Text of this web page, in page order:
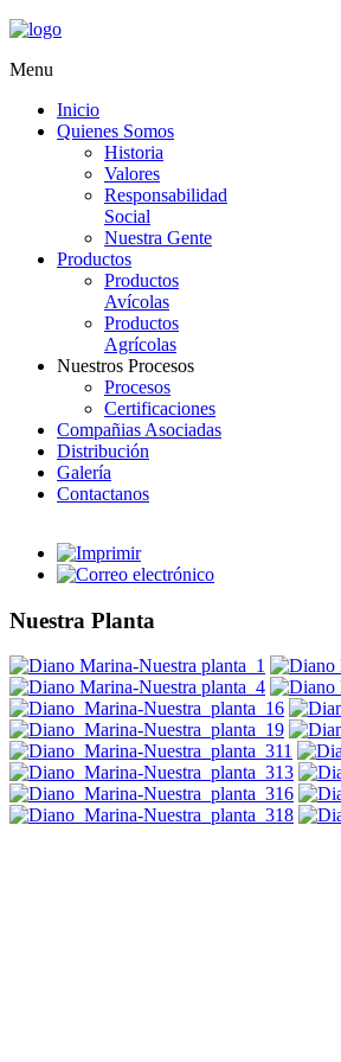
Menu
Inicio
Quienes Somos
Historia
Valores
Responsabilidad
Social
Nuestra Gente
Productos
Productos
Avícolas
Productos
Agrícolas
Nuestros Procesos
Procesos
Certificaciones
Compañias Asociadas
Distribución
Galería
Contactanos
Nuestra Planta